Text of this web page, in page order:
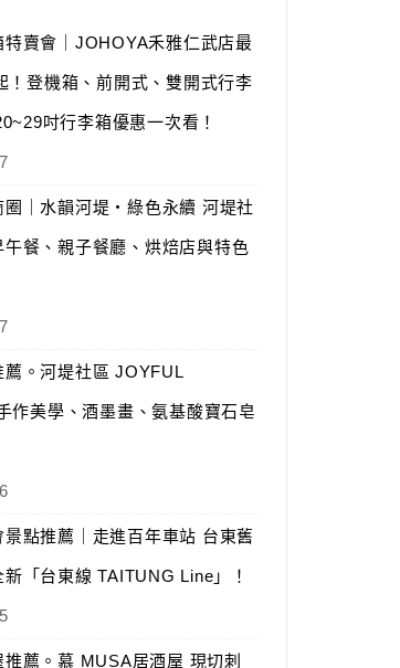
特賣會｜JOHOYA禾雅仁武店最
！登機箱、前開式、雙開式行李
吋行李箱優惠一次看！
圈｜水韻河堤‧綠色永續 河堤社
午餐、親子餐廳、烘焙店與特色
薦。河堤社區 JOYFUL
作美學、酒墨畫、氨基酸寶石皂
景點推薦｜走進百年車站 台東舊
「台東線 TAITUNG Line」！
薦。慕 MUSA居酒屋 現切刺